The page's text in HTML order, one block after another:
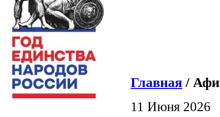
Главная /
11 Июня 2026